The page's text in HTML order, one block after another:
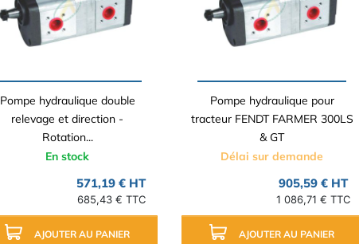
Pompe hydraulique double
relevage et direction -
Rotation...
En stock
571,19 € HT
685,43 € TTC
AJOUTER AU PANIER
Pompe hydraulique pour
tracteur FENDT FARMER 300LS
& GT
Délai sur demande
905,59 € HT
1 086,71 € TTC
AJOUTER AU PANIER